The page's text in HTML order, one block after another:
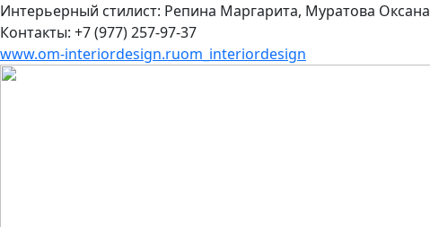
Интерьерный стилист: Репина Маргарита, Муратова Оксана
Контакты: +7 (977) 257-97-37
www.om-interiordesign.ruom_interiordesign